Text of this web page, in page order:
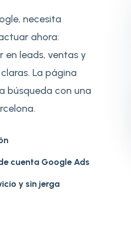
necesita
ahora:
leads, ventas y
La página
búsqueda con una
cuenta Google Ads
y sin jerga